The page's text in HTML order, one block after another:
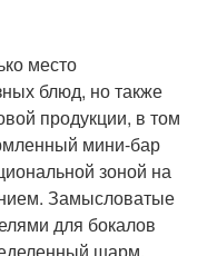
место
блюд, но также
продукции, в том
мини-бар
зоной на
Замысловатые
для бокалов
шарм,